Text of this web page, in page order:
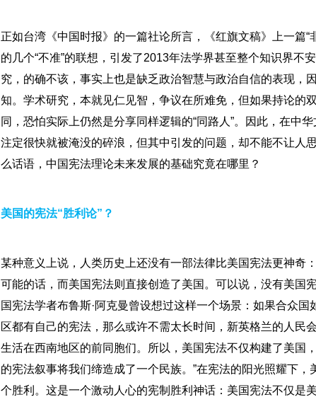
正如台湾《中国时报》的一篇社论所言，《红旗文稿》上一篇
的几个“不准”的联想，引发了2013年法学界甚至整个知识界不
究，的确不该，事实上也是缺乏政治智慧与政治自信的表现，
知。学术研究，本就见仁见智，争议在所难免，但如果持论的
同，恐怕实际上仍然是分享同样逻辑的“同路人”。因此，在中
注定很快就被淹没的碎浪，但其中引发的问题，却不能不让人
么话语，中国宪法理论未来发展的基础究竟在哪里？
美国的宪法“胜利论”？
某种意义上说，人类历史上还没有一部法律比美国宪法更神奇
可能的话，而美国宪法则直接创造了美国。可以说，没有美国
国宪法学者布鲁斯·阿克曼曾设想过这样一个场景：如果合众
区都有自己的宪法，那么或许不需太长时间，新英格兰的人民
生活在西南地区的前同胞们。所以，美国宪法不仅构建了美国
的宪法叙事将我们缔造成了一个民族。”在宪法的阳光照耀下
个胜利。这是一个激动人心的宪制胜利神话：美国宪法不仅是